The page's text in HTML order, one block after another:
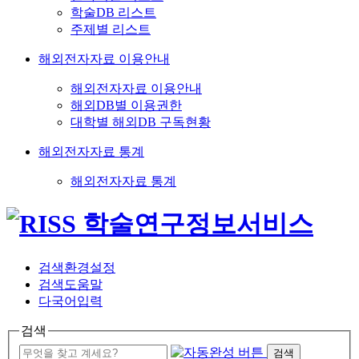
학술DB 리스트
주제별 리스트
해외전자자료 이용안내
해외전자자료 이용안내
해외DB별 이용권한
대학별 해외DB 구독현황
해외전자자료 통계
해외전자자료 통계
검색환경설정
검색도움말
다국어입력
검색
검색